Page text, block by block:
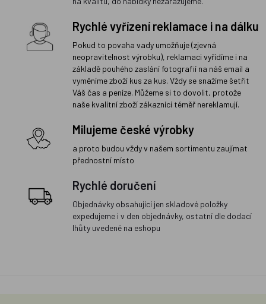
Rychlé vyřízení reklamace i na dálku
Pokud to povaha vady umožňuje (zjevná
neopravitelnost výrobku), reklamaci vyřídíme i na
základě pouhého zaslání fotografií na náš email a
vyměníme zboží kus za kus. Vždy se snažíme šetřit
Váš čas a peníze. Můžeme si to dovolit, protože
naše kvalitní zboží zákazníci téměř nereklamují.
Milujeme české výrobky
a proto budou vždy v našem sortimentu zaujímat
přednostní místo
Rychlé doručení
Objednávky obsahující jen skladové položky
expedujeme i v den objednávky, ostatní dle dodací
lhůty uvedené na eshopu